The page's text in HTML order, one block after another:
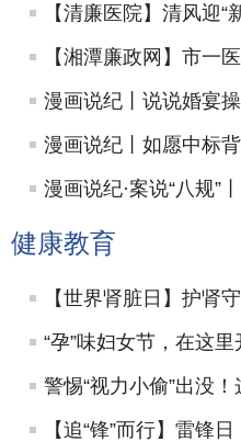
【清廉医院】清风迎“
漫画说纪丨说说婚宴
漫画说纪丨如愿中标
健康教育